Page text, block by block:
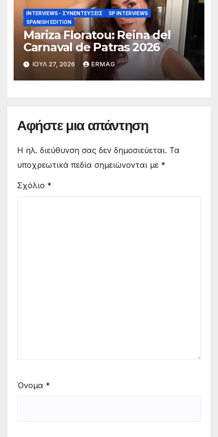
INTERVIEWS - ΣΥΝΕΝΤΕΎΞΕΙΣ
SP INTERVIEWS
SPANISH EDITION
Mariza Floratou: Reina del
Carnaval de Patras 2026
ΙΟΎΛ 27, 2026 ERMAG
Αφήστε μια απάντηση
Η ηλ. διεύθυνση σας δεν δημοσιεύεται. Τα
υποχρεωτικά πεδία σημειώνονται με *
Σχόλιο *
Όνομα *